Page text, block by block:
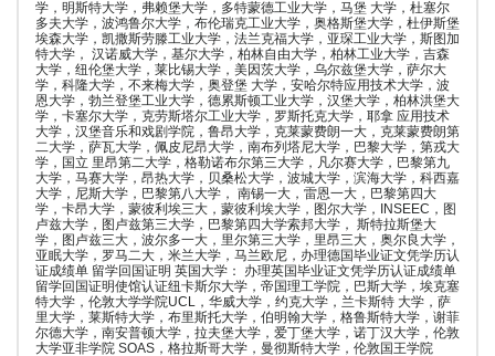
学，明斯特大学，弗赖堡大学，多特蒙德工业大学，马堡 大学，杜塞尔
多夫大学，波鸿鲁尔大学，布伦瑞克工业大学，奥格斯堡大学，杜伊斯堡
埃森大学，凯撒斯劳滕工业大学，法兰克福大学，亚琛工业大学，斯图加
特大学， 汉诺威大学，基尔大学，柏林自由大学，柏林工业大学，吉森
大学，纽伦堡大学，莱比锡大学，美因茨大学，乌尔兹堡大学，萨尔大
学，科隆大学，不来梅大学，奥登堡 大学，安哈尔特应用技术大学，波
恩大学，勃兰登堡工业大学，德累斯顿工业大学，汉堡大学，柏林洪堡大
学，卡塞尔大学，克劳斯塔尔工业大学，罗斯托克大学，耶拿 应用技术
大学，汉堡音乐和戏剧学院，鲁昂大学，克莱蒙费朗一大，克莱蒙费朗第
二大学，萨瓦大学，佩皮尼昂大学，南布列塔尼大学，巴黎大学，第戎大
学，国立 里昂第二大学，格勒诺布尔第三大学，凡尔赛大学，巴黎第九
大学，马赛大学，昂热大学，贝桑松大学，波城大学，滨海大学，科西嘉
大学，尼斯大学，巴黎第八大学， 南锡一大，雷恩一大，巴黎第四大
学，卡昂大学，蒙彼利埃三大，蒙彼利埃大学，图尔大学，INSEEC，图
卢兹大学，图卢兹第三大学，巴黎第四大学索邦大学， 斯特拉斯堡大
学，图卢兹三大，波尔多一大，里尔第三大学，里昂三大，奥尔良大学，
亚眠大学，罗马二大，米兰大学，马兰欧尼，办理德国毕业证文凭学历认
证成绩单 留学回国证明 英国大学： 办理英国毕业证文凭学历认证成绩单
留学回国证明使馆认证纽卡斯尔大学，帝国理工学院，巴斯大学，埃克塞
特大学，伦敦大学学院UCL，华威大学，约克大学，兰卡斯特 大学，萨
里大学，莱斯特大学，布里斯托大学，伯明翰大学，格鲁斯特大学，谢菲
尔德大学，南安普顿大学，拉夫堡大学，爱丁堡大学，诺丁汉大学，伦敦
大学亚非学院 SOAS，格拉斯哥大学，曼彻斯特大学，伦敦国王学院